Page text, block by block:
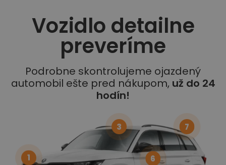
Vozidlo detailne
preveríme
Podrobne skontrolujeme ojazdený
automobil ešte pred nákupom, už do 24
hodín!
1
3
6
7